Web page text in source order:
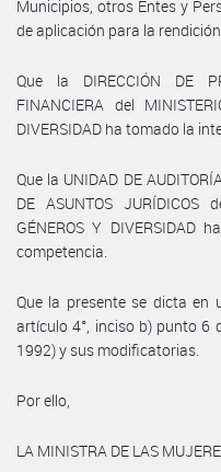
Municipios, otros Entes y
de aplicación para la
Que la DIRECCIÓN DE
FINANCIERA del
DIVERSIDAD ha tomado la
Que la UNIDAD DE
DE ASUNTOS JURÍDICOS
GÉNEROS Y DIVERSIDAD
competencia.
Que la presente se dicta en
artículo 4°, inciso b) punto 6
1992) y sus modificatorias.
Por ello,
LA MINISTRA DE LAS